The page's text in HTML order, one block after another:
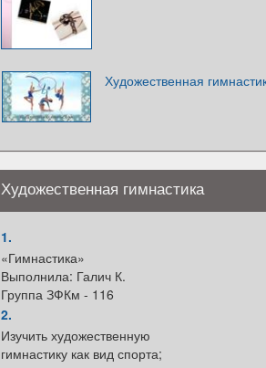
Художественная
Художественная гимнастика
1.
«Гимнастика»
Выполнила: Галич К.
Группа ЗФКм - 116
2.
Изучить художественную
гимнастику как вид спорта;